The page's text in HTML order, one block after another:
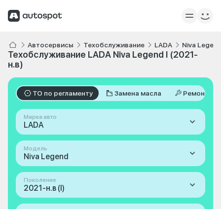
Автосервисы Техобслуживание LADA Niva
Техобслуживание LADA Niva Legend I (2021-
н.в)
ТО по регламенту Замена масла Ремонт
Марка авто
LADA
Модель
Niva Legend
Поколение
2021-н.в (I)